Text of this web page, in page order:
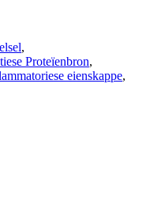
,
Proteïenbron,
eienskappe,